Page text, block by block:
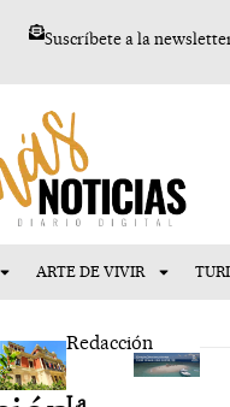
Suscríbete a la
ARTE DE VIVIR
Redacción